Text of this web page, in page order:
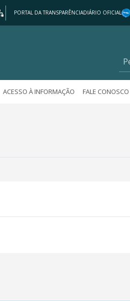
PORTAL DA TRANSPARÊNCIADIÁRIO OFICIAL
ACESSO À INFORMAÇÃO FALE CONOSCO